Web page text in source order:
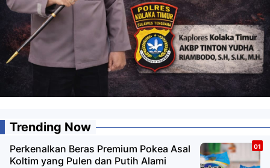
Trending Now
Perkenalkan Beras Premium Pokea Asal
Koltim yang Pulen dan Putih Alami